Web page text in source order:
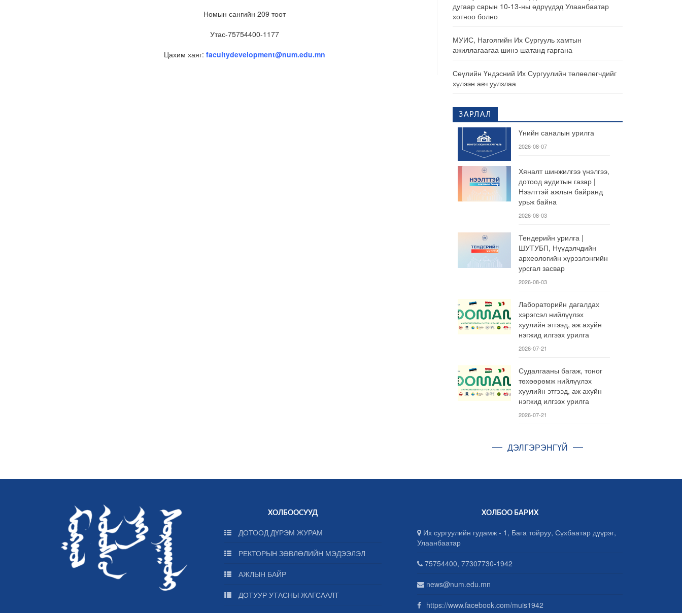
Номын сангийн 209 тоот
Утас-75754400-1177
Цахим хаяг: facultydevelopment@num.edu.mn
дугаар сарын 10-13-ны өдрүүдэд Улаанбаатар
хотноо болно
МУИС, Нагоягийн Их Сургууль хамтын
ажиллагаагаа шинэ шатанд гаргана
Сөүлийн Үндэсний Их Сургуулийн төлөөлөгчдийг
хүлээн авч уулзлаа
ЗАРЛАЛ
Үнийн саналын урилга
2026-08-07
Хяналт шинжилгээ үнэлгээ,
дотоод аудитын газар |
Нээлттэй ажлын байранд
урьж байна
2026-08-03
Тендерийн урилга |
ШУТУБП, Нүүдэлчдийн
археологийн хүрээлэнгийн
урсгал засвар
2026-08-03
Лабораторийн дагалдах
хэрэгсэл нийлүүлэх
хуулийн этгээд, аж ахуйн
нэгжид илгээх урилга
2026-07-21
Судалгааны багаж, тоног
төхөөрөмж нийлүүлэх
хуулийн этгээд, аж ахуйн
нэгжид илгээх урилга
2026-07-21
ДЭЛГЭРЭНГҮЙ
ХОЛБООСУУД
ДОТООД ДҮРЭМ ЖУРАМ
РЕКТОРЫН ЗӨВЛӨЛИЙН МЭДЭЭЛЭЛ
АЖЛЫН БАЙР
ДОТУУР УТАСНЫ ЖАГСААЛТ
ХОЛБОО БАРИХ
Их сургуулийн гудамж - 1, Бага тойруу, Сүхбаатар дүүрэг,
Улаанбаатар
75754400, 77307730-1942
news@num.edu.mn
https://www.facebook.com/muis1942